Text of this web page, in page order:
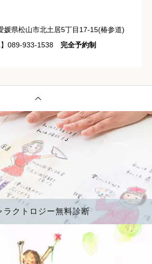
県松山市北土居5丁目17-15(椿参道)
】089-933-1538 完全予約制
ラクトロジー無料診断